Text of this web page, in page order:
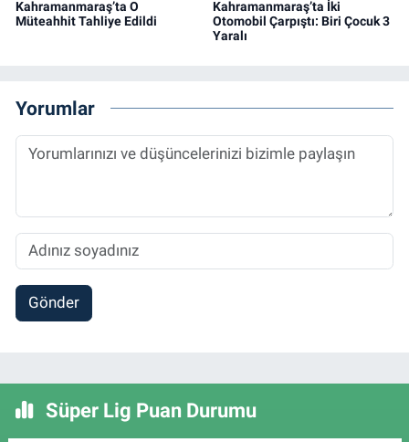
Kahramanmaraş’ta O
Müteahhit Tahliye Edildi
Kahramanmaraş’ta İki
Otomobil Çarpıştı: Biri Çocuk 3
Yaralı
Yorumlar
Gönder
Süper Lig Puan Durumu